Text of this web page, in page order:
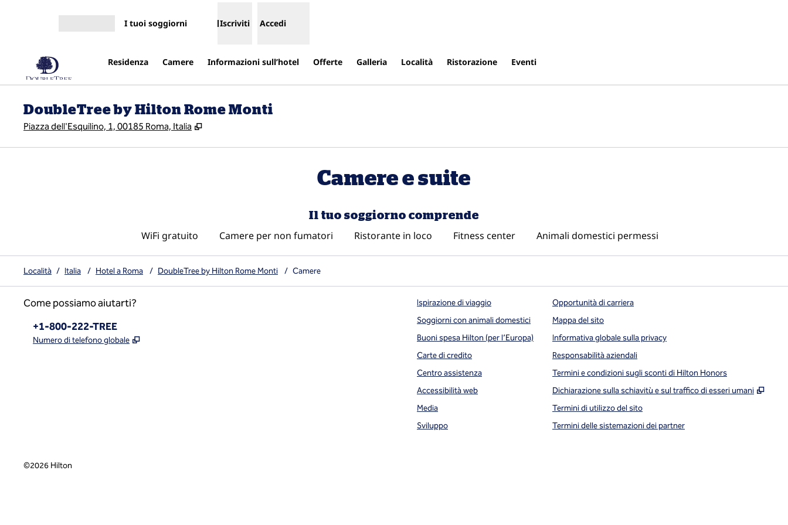
I tuoi soggiorni Iscriviti Accedi
Residenza Camere Informazioni sull’hotel Offerte Galleria Località Ristorazione Eventi
DoubleTree by Hilton Rome Monti
Piazza dell'Esquilino, 1, 00185 Roma, Italia ,
Camere e suite
Il tuo soggiorno comprende
WiFi gratuito Camere per non fumatori Ristorante in loco Fitness center Animali domestici permessi
Località / Italia / Hotel a Roma / DoubleTree by Hilton Rome Monti / Camere
Come possiamo aiutarti?
Telefono:
+1-800-222-TREE
Numero di telefono globale ,
Ispirazione di viaggio
Soggiorni con animali domestici
Buoni spesa Hilton (per l’Europa)
Carte di credito
Centro assistenza
Accessibilità web
Media
Sviluppo
Opportunità di carriera
Mappa del sito
Informativa globale sulla privacy
Responsabilità aziendali
Termini e condizioni sugli sconti di Hilton Honors
Dichiarazione sulla schiavitù e sul traffico di esseri umani
,
Termini di utilizzo del sito
Termini delle sistemazioni dei partner
©2026 Hilton